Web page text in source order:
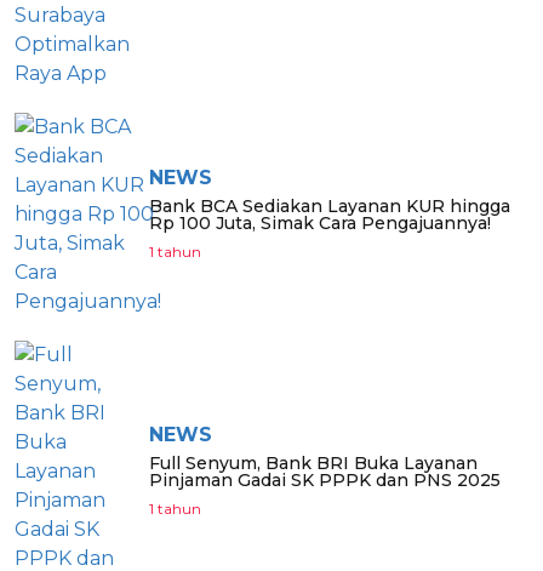
NEWS
Bank BCA Sediakan Layanan KUR hingga
Rp 100 Juta, Simak Cara Pengajuannya!
1 tahun
NEWS
Full Senyum, Bank BRI Buka Layanan
Pinjaman Gadai SK PPPK dan PNS 2025
1 tahun